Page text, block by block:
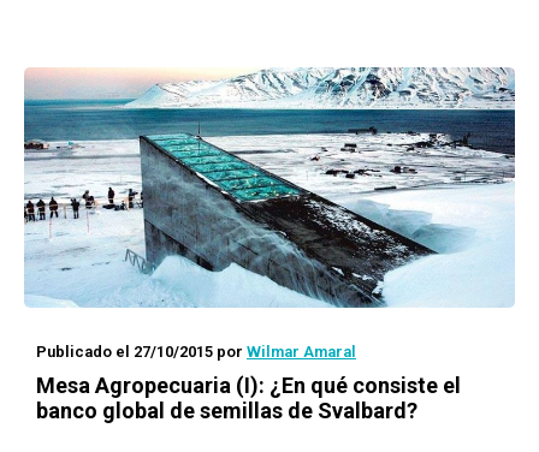
Publicado el 27/10/2015 por Wilmar Amaral
Mesa Agropecuaria (I): ¿En qué consiste el
banco global de semillas de Svalbard?